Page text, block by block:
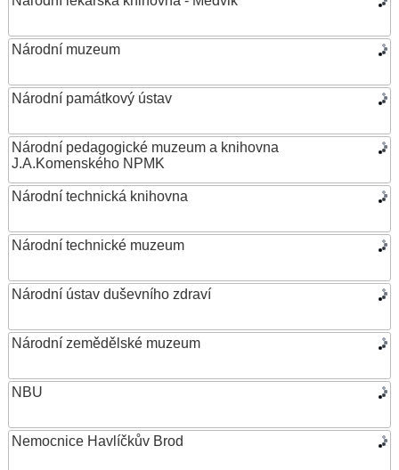
Národní muzeum
Národní památkový ústav
Národní pedagogické muzeum a knihovna
J.A.Komenského NPMK
Národní technická knihovna
Národní technické muzeum
Národní ústav duševního zdraví
Národní zemědělské muzeum
NBU
Nemocnice Havlíčkův Brod